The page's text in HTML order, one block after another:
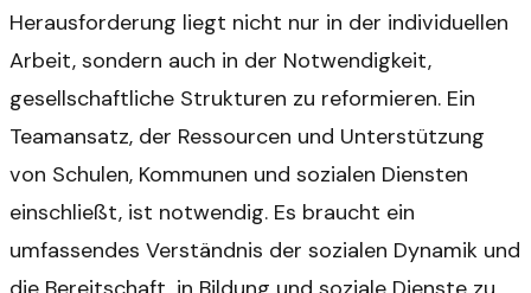
Herausforderung liegt nicht nur in der individuellen
Arbeit, sondern auch in der Notwendigkeit,
gesellschaftliche Strukturen zu reformieren. Ein
Teamansatz, der Ressourcen und Unterstützung
von Schulen, Kommunen und sozialen Diensten
einschließt, ist notwendig. Es braucht ein
umfassendes Verständnis der sozialen Dynamik und